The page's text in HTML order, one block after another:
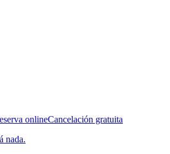
onlineCancelación gratuita
nada.